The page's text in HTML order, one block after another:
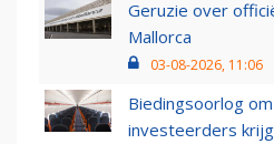
Geruzie over
Mallorca
03-08-2026, 11:06
Biedingsoorlog
investeerders